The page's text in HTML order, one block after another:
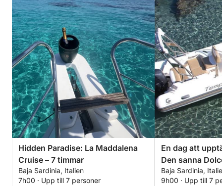
Hidden Paradise: La Maddalena
Cruise – 7 timmar
Baja Sardinia, Italien
7h00 · Upp till 7 personer
En dag att
Den sanna
motorbåt
Baja Sardinia,
9h00 · Upp till 7